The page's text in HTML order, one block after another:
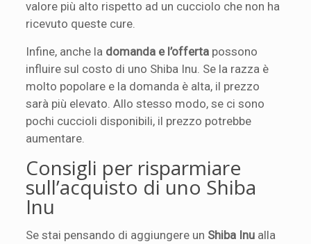
valore più alto rispetto ad un cucciolo che non ha
ricevuto queste cure.
Infine, anche la domanda e l’offerta possono
influire sul costo di uno Shiba Inu. Se la razza è
molto popolare e la domanda è alta, il prezzo
sarà più elevato. Allo stesso modo, se ci sono
pochi cuccioli disponibili, il prezzo potrebbe
aumentare.
Consigli per risparmiare
sull’acquisto di uno Shiba
Inu
Se stai pensando di aggiungere un Shiba Inu alla